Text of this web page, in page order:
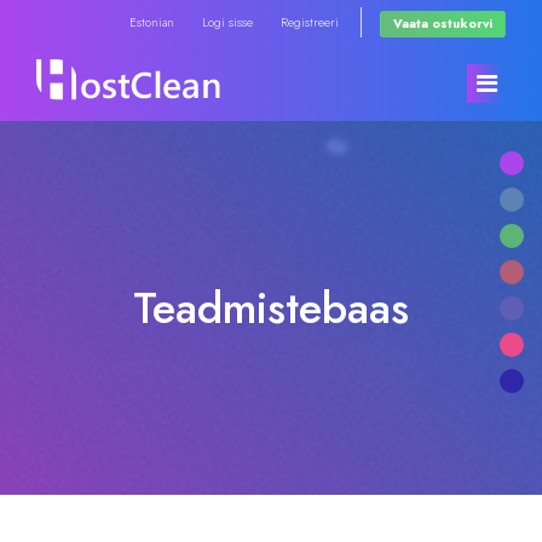
Estonian Logi sisse Registreeri Vaata ostukorvi
Browse AllTeadmistebaas